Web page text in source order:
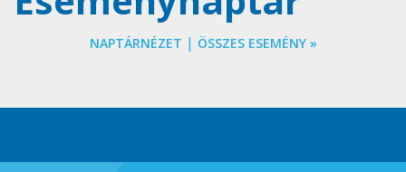
NAPTÁRNÉZET | ÖSSZES ESEMÉNY »